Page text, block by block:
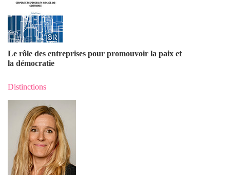
Le rôle des entreprises pour promouvoir la paix et
la démocratie
Distinctions